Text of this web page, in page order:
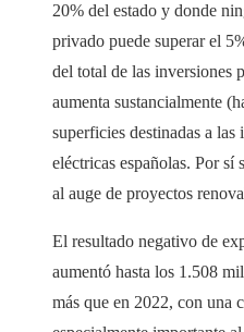
20% del estado y donde
privado puede superar el
del total de las inversiones
aumenta sustancialmente
superficies destinadas a las
eléctricas españolas. Por sí
al auge de proyectos
El resultado negativo de
aumentó hasta los 1.508
más que en 2022, con una